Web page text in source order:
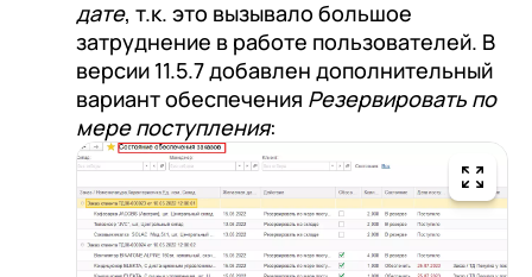
дате, т.к. это вызывало большое
затруднение в работе пользователей. В
версии 11.5.7 добавлен дополнительный
вариант обеспечения Резервировать по
мере поступления: